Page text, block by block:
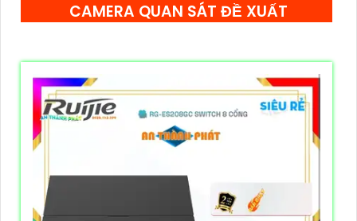
CAMERA QUAN SÁT ĐỀ XUẤT